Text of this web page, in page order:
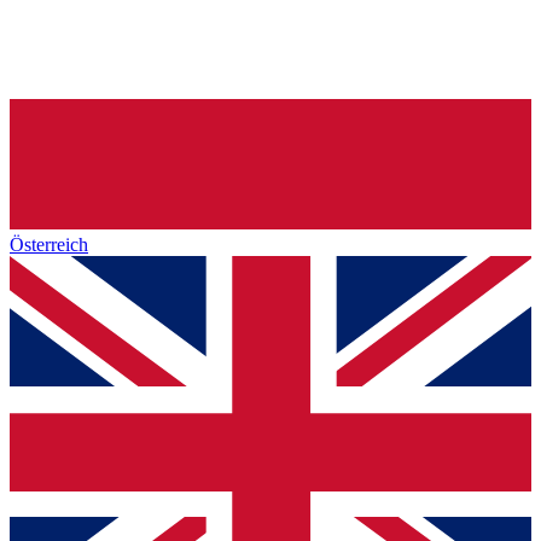
Österreich